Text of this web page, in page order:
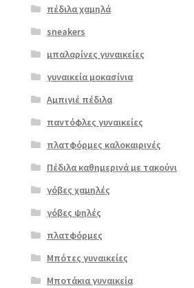
Επιλο
πέδιλα χαμηλά
sneakers
μπαλαρίνες γυναικείες
γυναικεία μοκασίνια
Αμπιγιέ πέδιλα
παντόφλες γυναικείες
πλατφόρμες καλοκαιρινές
Πέδιλα καθημερινά με τακούνι
γόβες χαμηλές
γόβες ψηλές
πλατφόρμες
Μπότες γυναικείες
Μποτάκια γυναικεία